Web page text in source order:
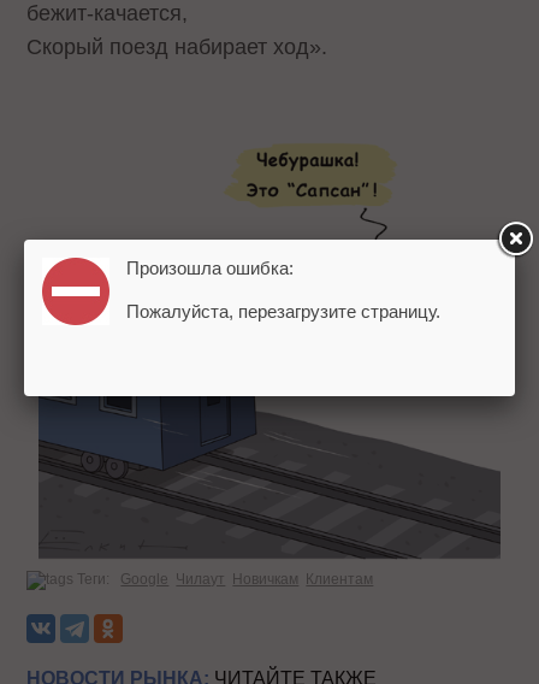
бежит-качается,
Скорый поезд набирает ход».
Теги: Google Чилаут Новичкам Клиентам
НОВОСТИ РЫНКА: ЧИТАЙТЕ ТАКЖЕ
Произошла ошибка:
Пожалуйста, перезагрузите страницу.